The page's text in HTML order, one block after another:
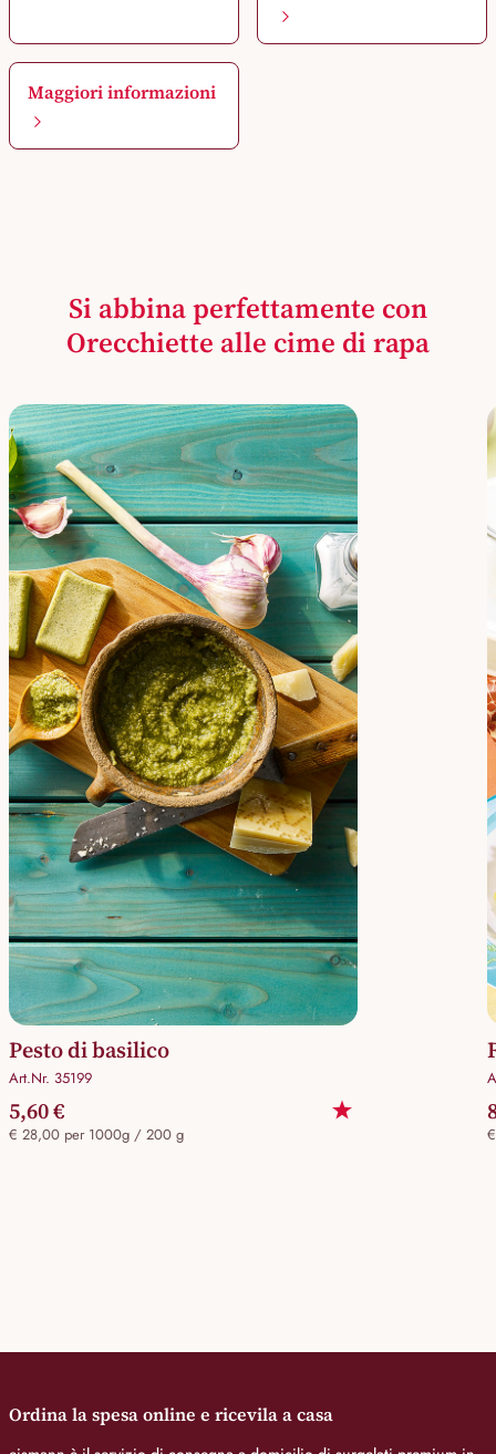
Maggiori informazioni
Si abbina perfettamente con
Orecchiette alle cime di rapa
Pesto di basilico
Art.Nr. 35199
5,60 €
€ 28,00 per 1000g / 200 g
Ordina la spesa online e ricevila a casa